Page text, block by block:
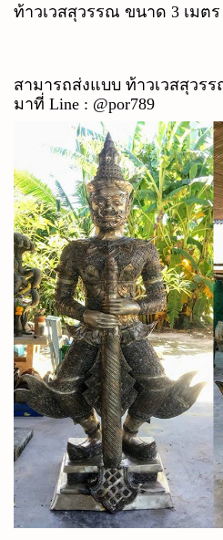
ท้าวเวสสุวรรณ ขนาด 3 เมต
สามารถส่งแบบ ท้าวเวสสุวร
มาที่ Line : @por789